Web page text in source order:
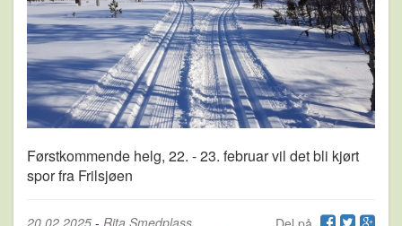
Førstkommende helg, 22. - 23. februar vil det bli kjørt
spor fra Frilsjøen
20.02.2025 - Rita Smedplass